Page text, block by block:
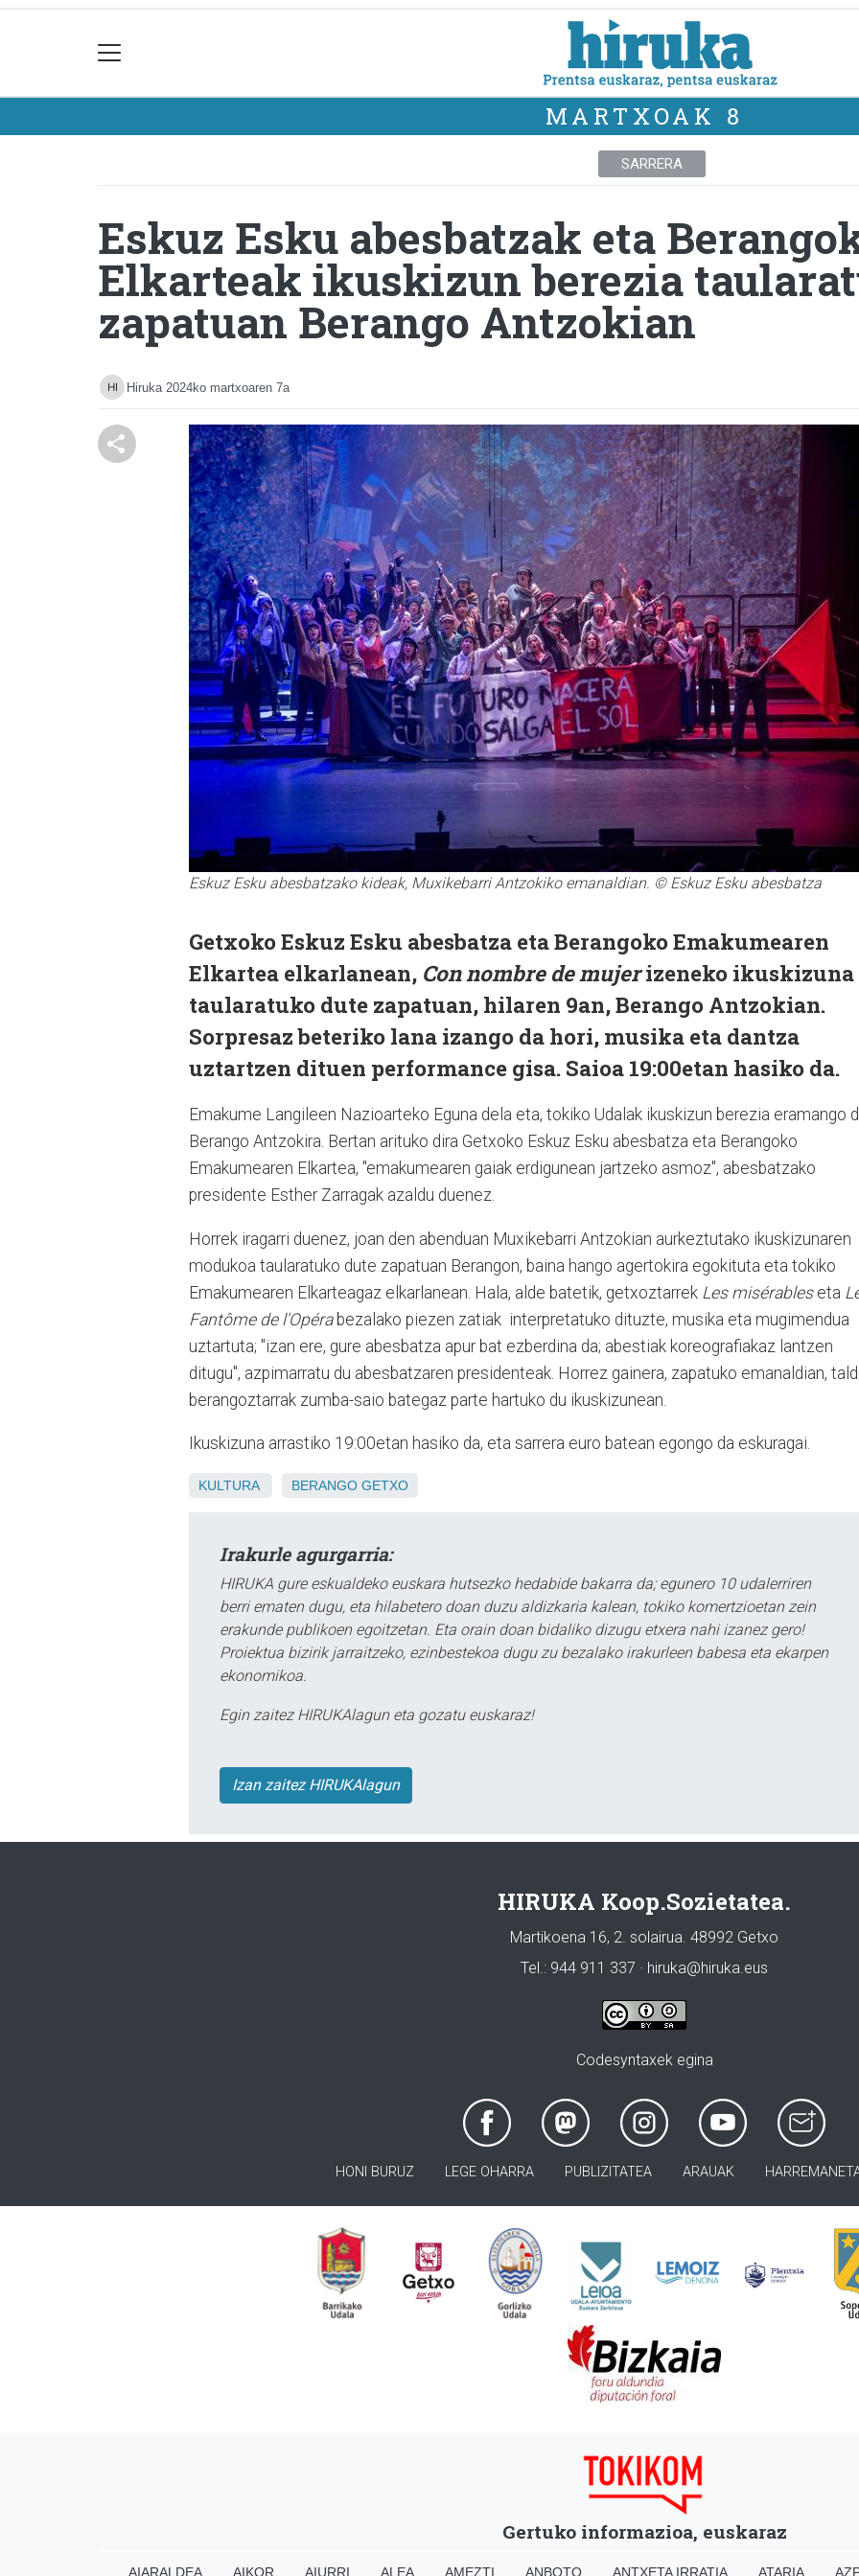
MARTXOAK 8
SARRERA
Eskuz Esku abesbatzak eta
Elkarteak ikuskizun berezia
zapatuan Berango Antzokian
Hiruka 2024ko martxoaren 7a
Eskuz Esku abesbatzako kideak, Muxikebarri Antzokiko emanaldian. © Eskuz Esku abesbatza
Getxoko Eskuz Esku abesbatza eta Berangoko Emakumearen
Elkartea elkarlanean, Con nombre de mujerizeneko ikuskizuna
taularatuko dute zapatuan, hilaren 9an, Berango Antzokian.
Sorpresaz beteriko lana izango da hori, musika eta dantza
uztartzen dituen performance gisa. Saioa 19:00etan hasiko da.
Emakume Langileen Nazioarteko Eguna dela eta, tokiko Udalak ikuskizun berezia eramango
Berango Antzokira. Bertan arituko dira Getxoko Eskuz Esku abesbatza eta Berangoko
Emakumearen Elkartea, "emakumearen gaiak erdigunean jartzeko asmoz", abesbatzako
presidente Esther Zarragak azaldu duenez.
Horrek iragarri duenez, joan den abenduan Muxikebarri Antzokian aurkeztutako ikuskizunaren
modukoa taularatuko dute zapatuan Berangon, baina hango agertokira egokituta eta tokiko
Emakumearen Elkarteagaz elkarlanean. Hala, alde batetik, getxoztarrek Les misérables eta
Fantôme de l'Opérabezalako piezen zatiak interpretatuko dituzte, musika eta mugimendua
uztartuta; "izan ere, gure abesbatza apur bat ezberdina da; abestiak koreografiakaz lantzen
ditugu", azpimarratu du abesbatzaren presidenteak. Horrez gainera, zapatuko emanaldian,
berangoztarrak zumba-saio bategaz parte hartuko du ikuskizunean.
Ikuskizuna arrastiko 19:00etan hasiko da, eta sarrera euro batean egongo da eskuragai.
KULTURA BERANGO GETXO
Irakurle agurgarria:
HIRUKA gure eskualdeko euskara hutsezko hedabide bakarra da; egunero 10 udalerriren
berri ematen dugu, eta hilabetero doan duzu aldizkaria kalean, tokiko komertzioetan zein
erakunde publikoen egoitzetan. Eta orain doan bidaliko dizugu etxera nahi izanez gero!
Proiektua bizirik jarraitzeko, ezinbestekoa dugu zu bezalako irakurleen babesa eta ekarpen
ekonomikoa.
Egin zaitez HIRUKAlagun eta gozatu euskaraz!
Izan zaitez HIRUKAlagun
HIRUKA Koop.Sozietatea.
Martikoena 16, 2. solairua. 48992 Getxo
Tel.: 944 911 337 · hiruka@hiruka.eus
Codesyntaxek egina
HONI BURUZ LEGE OHARRA PUBLIZITATEA ARAUAK
Gertuko informazioa, euskaraz
AIARALDEA AIKOR AIURRI ALEA AMEZTI ANBOTO ANTXETA IRRATIA ATARIA